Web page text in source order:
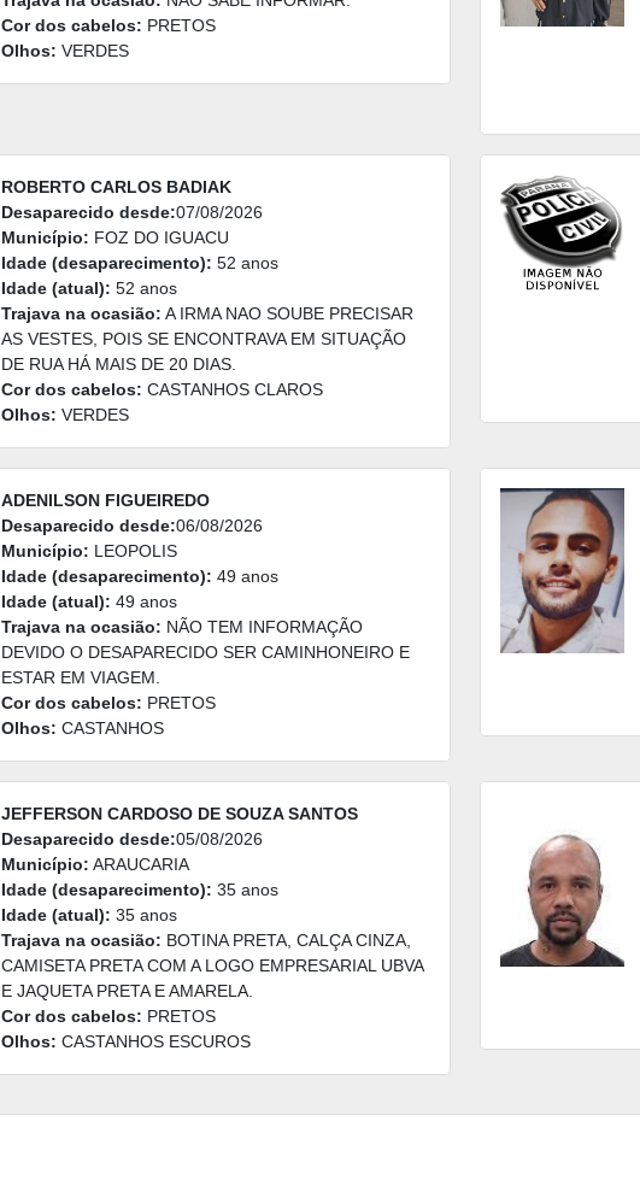
Cor dos cabelos: PRETOS
Olhos: VERDES
ROBERTO CARLOS BADIAK
Desaparecido desde:07/08/2026
Município: FOZ DO IGUACU
Idade (desaparecimento): 52 anos
Idade (atual): 52 anos
Trajava na ocasião: A IRMA NAO SOUBE PRECISAR
AS VESTES, POIS SE ENCONTRAVA EM SITUAÇÃO
DE RUA HÁ MAIS DE 20 DIAS.
Cor dos cabelos: CASTANHOS CLAROS
Olhos: VERDES
ADENILSON FIGUEIREDO
Desaparecido desde:06/08/2026
Município: LEOPOLIS
Idade (desaparecimento): 49 anos
Idade (atual): 49 anos
Trajava na ocasião: NÃO TEM INFORMAÇÃO
DEVIDO O DESAPARECIDO SER CAMINHONEIRO E
ESTAR EM VIAGEM.
Cor dos cabelos: PRETOS
Olhos: CASTANHOS
JEFFERSON CARDOSO DE SOUZA SANTOS
Desaparecido desde:05/08/2026
Município: ARAUCARIA
Idade (desaparecimento): 35 anos
Idade (atual): 35 anos
Trajava na ocasião: BOTINA PRETA, CALÇA CINZA,
CAMISETA PRETA COM A LOGO EMPRESARIAL UBVA
E JAQUETA PRETA E AMARELA.
Cor dos cabelos: PRETOS
Olhos: CASTANHOS ESCUROS